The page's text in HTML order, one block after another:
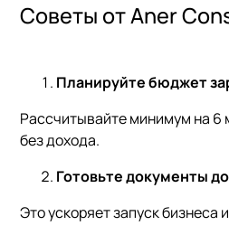
Советы от Aner
Планируйте бюджет
Рассчитывайте минимум на 6
без дохода.
Готовьте документы
Это ускоряет запуск бизнеса